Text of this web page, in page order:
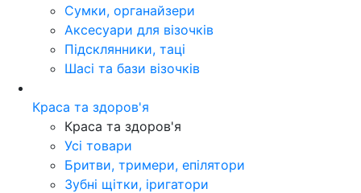
Сумки, органайзери
Аксесуари для візочків
Підсклянники, таці
Шасі та бази візочків
Краса та здоров'я
Краса та здоров'я
Усі товари
Бритви, тримери, епілятори
Зубні щітки, іригатори